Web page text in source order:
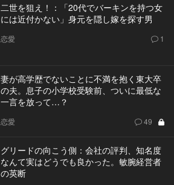
二世を狙え！：「20代でバーキンを持つ女
には近付かない」身元を隠し嫁を探す男
恋愛 1
妻が高学歴でないことに不満を抱く東大卒
の夫。息子の小学校受験前、ついに最低な
一言を放って…？
恋愛 49
グリードの向こう側：会社の評判、知名度
なんて実はどうでも良かった。敏腕経営者
の英断